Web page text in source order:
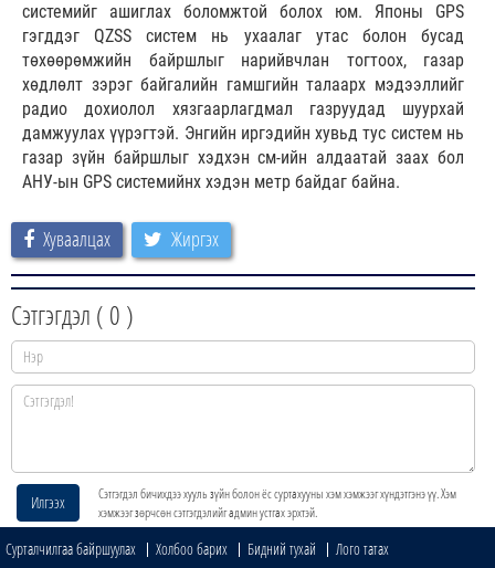
системийг ашиглах боломжтой болох юм. Японы GPS
гэгддэг QZSS систем нь ухаалаг утас болон бусад
төхөөрөмжийн байршлыг нарийвчлан тогтоох, газар
хөдлөлт зэрэг байгалийн гамшгийн талаарх мэдээллийг
радио дохиолол хязгаарлагдмал газруудад шуурхай
дамжуулах үүрэгтэй. Энгийн иргэдийн хувьд тус систем нь
газар зүйн байршлыг хэдхэн см-ийн алдаатай заах бол
АНУ-ын GPS системийнх хэдэн метр байдаг байна.
Хуваалцах Жиргэх
Сэтгэгдэл ( 0 )
Илгээх
Сэтгэгдэл бичихдээ хууль зүйн болон ёс суртахууны хэм хэмжээг хүндэтгэнэ үү. Хэм
хэмжээг зөрчсөн сэтгэгдэлийг админ устгах эрхтэй.
Сурталчилгаа байршуулах Холбоо барих Бидний тухай
Лого татах